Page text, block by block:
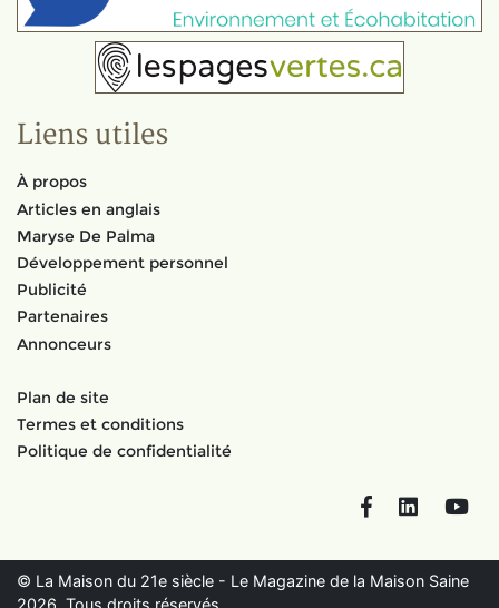
Liens utiles
À propos
Articles en anglais
Maryse De Palma
Développement personnel
Publicité
Partenaires
Annonceurs
Plan de site
Termes et conditions
Politique de confidentialité
FacebookLinkedIn
© La Maison du 21e siècle - Le Magazine de la Maison Saine
2026. Tous droits réservés.